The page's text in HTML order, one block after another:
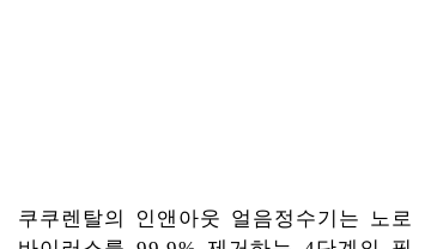
쿠쿠렌탈의 인앤아웃 얼음정수기는 노로